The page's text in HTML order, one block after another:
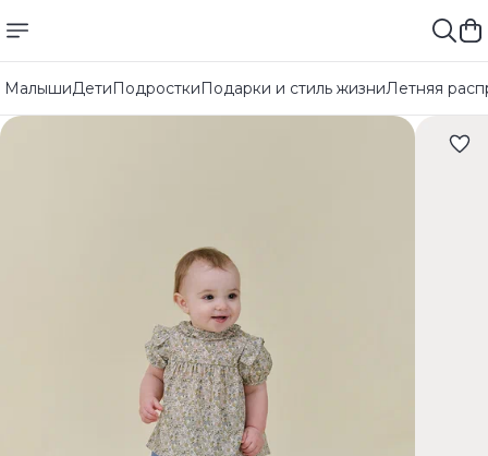
МалышиДетиПодросткиПодарки и стиль жизниЛетняя